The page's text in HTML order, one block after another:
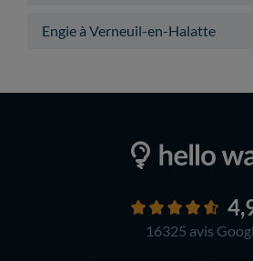
Engie à Verneuil-en-Halatte
16325 avis